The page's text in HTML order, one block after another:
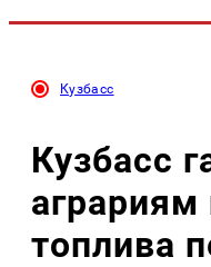
Кузбасс
Кузбасс
аграриям
топлива